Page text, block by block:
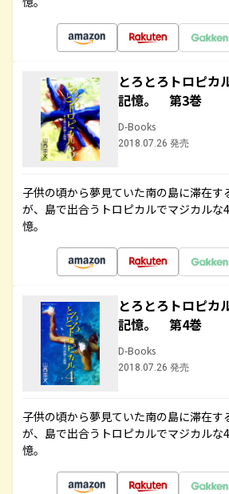
とろとろトロピ
記憶。 第3巻
D-Books
2018.07.26 発売
子供の頃から夢見ていた南の島に滞在す
が、島で出合うトロピカルでマジカルな
憶。
とろとろトロピ
記憶。 第4巻
D-Books
2018.07.26 発売
子供の頃から夢見ていた南の島に滞在す
が、島で出合うトロピカルでマジカルな
憶。